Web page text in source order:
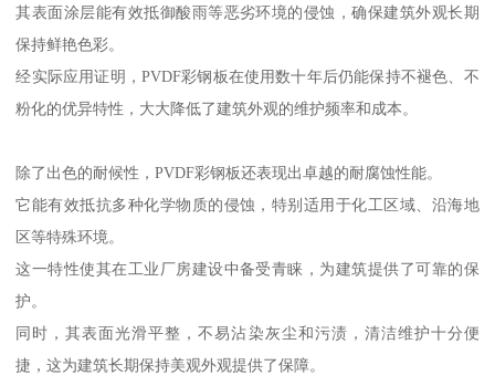
其表面涂层能有效抵御酸雨等恶劣环境的侵蚀，确保建筑外观长期
保持鲜艳色彩。
经实际应用证明，PVDF彩钢板在使用数十年后仍能保持不褪色、不
粉化的优异特性，大大降低了建筑外观的维护频率和成本。
除了出色的耐候性，PVDF彩钢板还表现出卓越的耐腐蚀性能。
它能有效抵抗多种化学物质的侵蚀，特别适用于化工区域、沿海地
区等特殊环境。
这一特性使其在工业厂房建设中备受青睐，为建筑提供了可靠的保
护。
同时，其表面光滑平整，不易沾染灰尘和污渍，清洁维护十分便
捷，这为建筑长期保持美观外观提供了保障。